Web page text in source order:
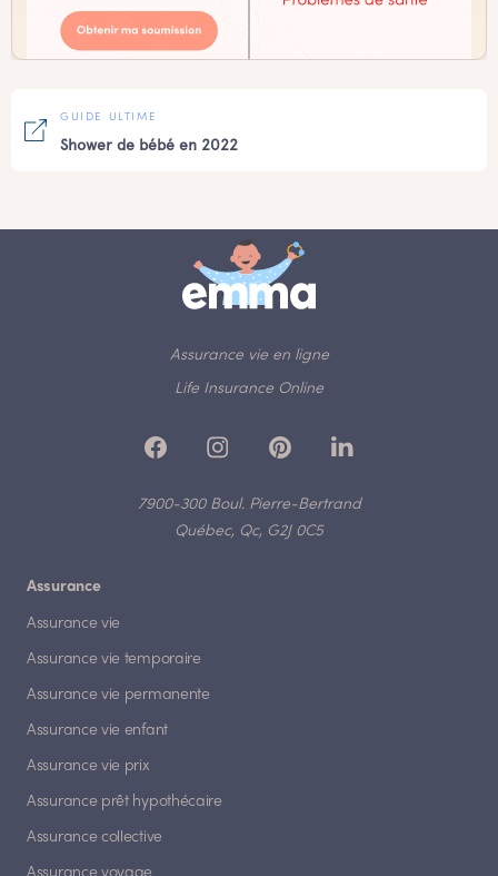
GUIDE ULTIME
Shower de bébé en 2022
Assurance vie en ligne
Life Insurance Online
7900-300 Boul. Pierre-Bertrand
Québec, Qc, G2J 0C5
Assurance
Assurance vie
Assurance vie temporaire
Assurance vie permanente
Assurance vie enfant
Assurance vie prix
Assurance prêt hypothécaire
Assurance collective